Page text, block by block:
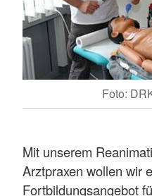
Foto:
Mit unserem
Arztpraxen wollen wir
Fortbildungsangebot